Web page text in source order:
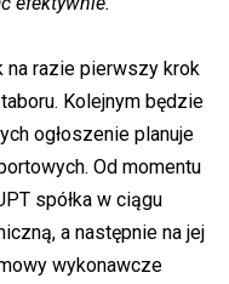
na razie pierwszy krok
Kolejnym będzie
ogłoszenie planuje
Od momentu
spółka w ciągu
a następnie na jej
wykonawcze